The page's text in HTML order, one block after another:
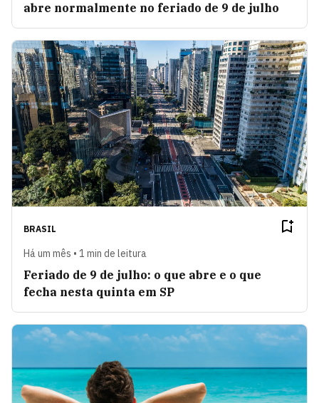
abre normalmente no feriado de 9 de julho
BRASIL
Há um mês • 1 min de leitura
Feriado de 9 de julho: o que abre e o que
fecha nesta quinta em SP